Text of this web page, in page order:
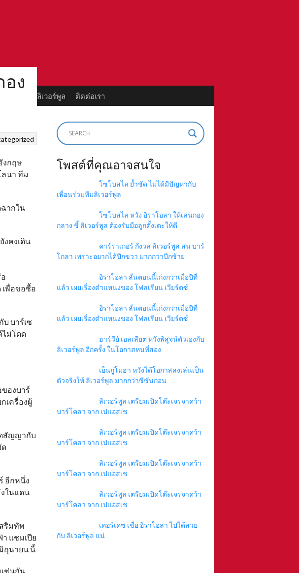
ำนานนักเตะลิเวอร์พูล ติดต่อเรา
ง
งกฤษ
ลนา ทีม
ฉากใน
งคงเดิน
เพื่อขอซื้อ
บ บาร์เซ
ไม่โดด
ของบาร์
เครื่องผู้
ดสัญญากับ
ด
อีกหนึ่ง
งในแดน
ริมทัพ
แชมเปีย
ถุนายน นี้
ช่นกัน
โพสต์ที่คุณอาจสนใจ
โซโบสไล ย้ำชัด ไม่ได้มีปัญหากับ
เพื่อนร่วมทีมลิเวอร์พูล
โซโบสไล หวัง อิราโอลา ให้เล่นกอง
กลาง ชี้ ลิเวอร์พูล ต้องรับมือลูกตั้งเตะให้ดี
คาร์ราเกอร์ กังวล ลิเวอร์พูล สน บาร์
โกลา เพราะอยากได้ปีกขวา มากกว่าปีกซ้าย
อิราโอลา ลั่นตอนนี้เก่งกว่าเมื่อปีที่
แล้ว เผยเรื่องตำแหน่งของ โฟลเรียน เวียร์ตซ์
อิราโอลา ลั่นตอนนี้เก่งกว่าเมื่อปีที่
แล้ว เผยเรื่องตำแหน่งของ โฟลเรียน เวียร์ตซ์
ฮาร์วีย์ เอลเลียต หวังพิสูจน์ตัวเองกับ
ลิเวอร์พูล อีกครั้ง ในโอกาสหนที่สอง
เอ็นกูโมฮา หวังได้โอกาสลงเล่นเป็น
ตัวจริงให้ ลิเวอร์พูล มากกว่าซีซันก่อน
ลิเวอร์พูล เตรียมเปิดโต๊ะเจรจาคว้า
บาร์โคลา จาก เปแอสเช
ลิเวอร์พูล เตรียมเปิดโต๊ะเจรจาคว้า
บาร์โคลา จาก เปแอสเช
ลิเวอร์พูล เตรียมเปิดโต๊ะเจรจาคว้า
บาร์โคลา จาก เปแอสเช
ลิเวอร์พูล เตรียมเปิดโต๊ะเจรจาคว้า
บาร์โคลา จาก เปแอสเช
เคอร์เคซ เชื่อ อิราโอลา ไปได้สวย
กับ ลิเวอร์พูล แน่